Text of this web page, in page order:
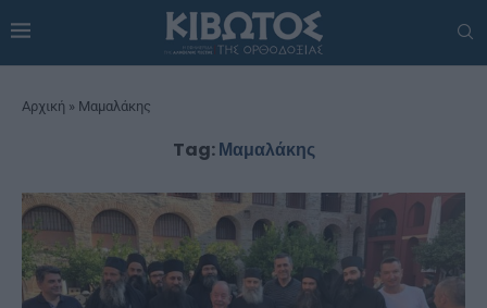
Αρχική » Μαμαλάκης
Tag:Μαμαλάκης